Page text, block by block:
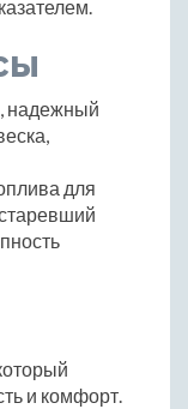
надежный
для
и комфорт.